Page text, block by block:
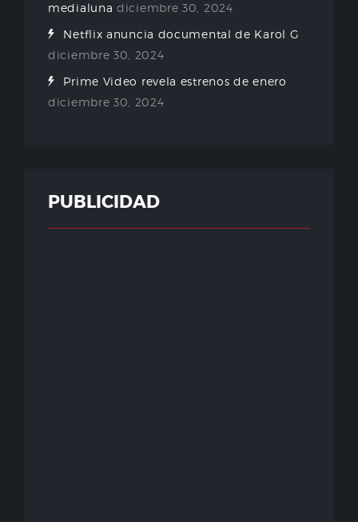
medialuna diciembre 30, 2024
Netflix anuncia documental de Karol G
diciembre 30, 2024
Prime Video revela estrenos de enero
diciembre 30, 2024
PUBLICIDAD